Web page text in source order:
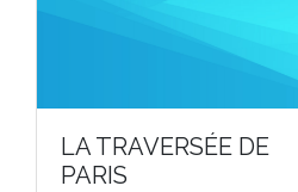
LA TRAVERSÉE DE
PARIS